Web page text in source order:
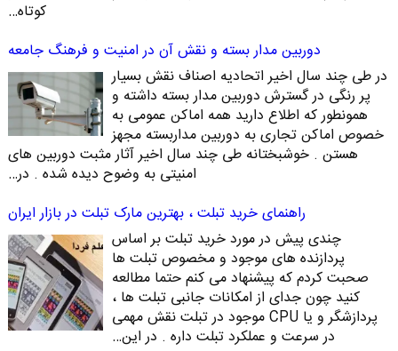
کوتاه…
دوربین مدار بسته و نقش آن در امنیت و فرهنگ جامعه
در طی چند سال اخیر اتحادیه اصناف نقش بسیار
پر رنگی در گسترش دوربین مدار بسته داشته و
همونطور که اطلاع دارید همه اماکن عمومی به
خصوص اماکن تجاری به دوربین مداربسته مجهز
هستن . خوشبختانه طی چند سال اخیر آثار مثبت دوربین های
امنیتی به وضوح دیده شده . در…
راهنمای خرید تبلت ، بهترین مارک تبلت در بازار ایران
چندی پیش در مورد خرید تبلت بر اساس
پردازنده های موجود و مخصوص تبلت ها
صحبت کردم که پیشنهاد می کنم حتما مطالعه
کنید چون جدای از امکانات جانبی تبلت ها ،
پردازشگر و یا CPU موجود در تبلت نقش مهمی
در سرعت و عملکرد تبلت داره . در این…